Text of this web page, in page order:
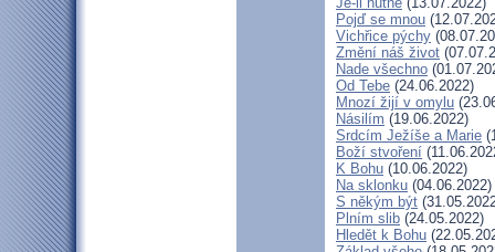
Pojď se mnou
Vichřice pýchy
Změní náš život
Nade všechno
Od Tebe (24.06.2022)
Mnozí žijí v omylu
Násilím (19.06.2022)
Srdcím Ježíše a Marie
Boží stvoření
K Bohu (10.06.2022)
Na sklonku (04.06.2022)
S někým být
Plním slib (24.05.2022)
Hledět k Bohu